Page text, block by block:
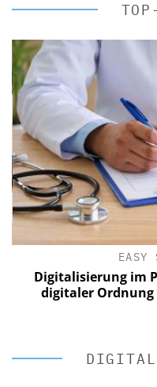
EASY
Digitalisierung im
digitaler Ordnung